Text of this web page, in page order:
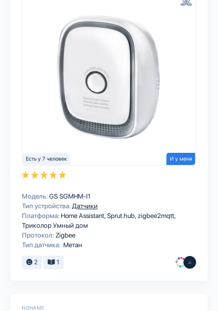
Есть у 7 человек И у меня
Модель:GS SGMHM-I1
Тип устройства: Датчики
Платформа: Home AssistantSprut.hubzigbee2mqtt
Триколор Умный дом
Протокол: Zigbee
Тип датчика: Метан
2 1
NONAME